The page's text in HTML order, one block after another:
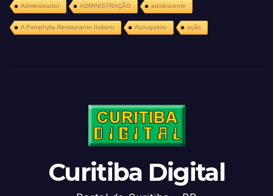
Administrativo ADMINISTRAÇÃO adolescente
A Pamphylia Restaurante Italiano Açougueiro ação
Curitiba Digital